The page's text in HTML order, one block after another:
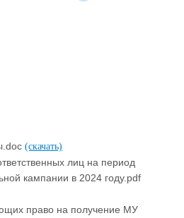
(скачать)
лиц на период
кампании в 2024 году.pdf
право на получение МУ